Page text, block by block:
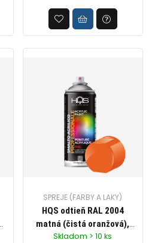
SPREJE (FARBY A LAKY)
HQS odtieň RAL 2004
matná (čistá oranžová),
Akrylová farba v spreji pre
Skladom > 10 ks